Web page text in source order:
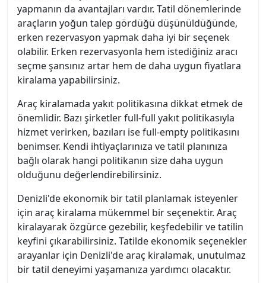
yapmanın da avantajları vardır. Tatil dönemlerinde
araçların yoğun talep gördüğü düşünüldüğünde,
erken rezervasyon yapmak daha iyi bir seçenek
olabilir. Erken rezervasyonla hem istediğiniz aracı
seçme şansınız artar hem de daha uygun fiyatlara
kiralama yapabilirsiniz.
Araç kiralamada yakıt politikasına dikkat etmek de
önemlidir. Bazı şirketler full-full yakıt politikasıyla
hizmet verirken, bazıları ise full-empty politikasını
benimser. Kendi ihtiyaçlarınıza ve tatil planınıza
bağlı olarak hangi politikanın size daha uygun
olduğunu değerlendirebilirsiniz.
Denizli'de ekonomik bir tatil planlamak isteyenler
için araç kiralama mükemmel bir seçenektir. Araç
kiralayarak özgürce gezebilir, keşfedebilir ve tatilin
keyfini çıkarabilirsiniz. Tatilde ekonomik seçenekler
arayanlar için Denizli'de araç kiralamak, unutulmaz
bir tatil deneyimi yaşamanıza yardımcı olacaktır.